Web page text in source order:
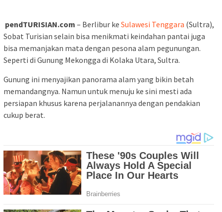
pendTURISIAN.com – Berlibur ke Sulawesi Tenggara (Sultra),
Sobat Turisian selain bisa menikmati keindahan pantai juga
bisa memanjakan mata dengan pesona alam pegunungan.
Seperti di Gunung Mekongga di Kolaka Utara, Sultra.
Gunung ini menyajikan panorama alam yang bikin betah
memandangnya. Namun untuk menuju ke sini mesti ada
persiapan khusus karena perjalanannya dengan pendakian
cukup berat.